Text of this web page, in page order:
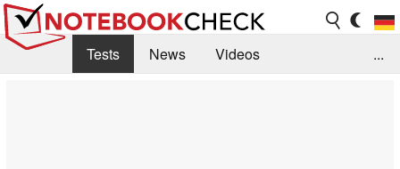
Tests News
Videos
...